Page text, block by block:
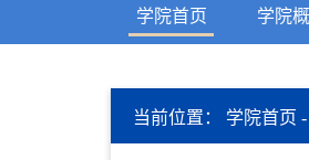
学院首页 学院
当前位置： 学院首页 -